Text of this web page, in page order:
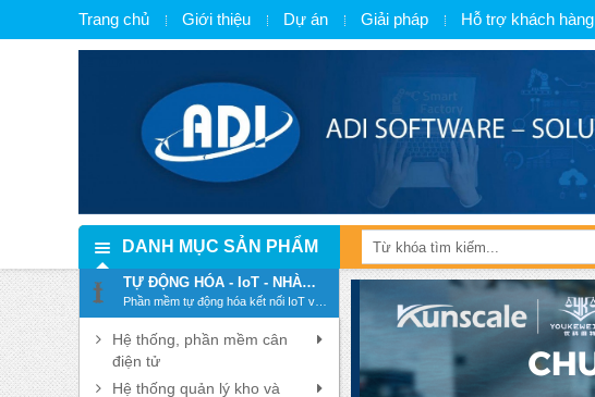
Trang chủ Giới thiệu Dự án Giải pháp Hỗ trợ khách hàng
DANH MỤC SẢN PHẨM
TỰ ĐỘNG HÓA - IoT - NHÀ
MÁY THÔNG MINH - SMART
FACTORY
Phần mềm tự động hóa kết nối IoT và
chuyển đổi số, số hóa
Hệ thống, phần mềm cân
điện tử
Hệ thống quản lý kho và